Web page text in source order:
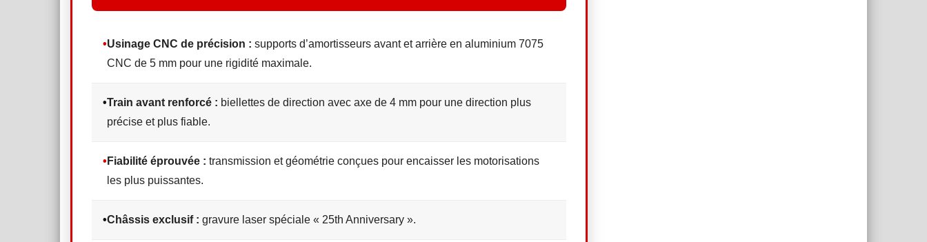
•Usinage CNC de précision : supports d’amortisseurs avant et arrière en aluminium 7075
CNC de 5 mm pour une rigidité maximale.
•Train avant renforcé : biellettes de direction avec axe de 4 mm pour une direction plus
précise et plus fiable.
• Fiabilité éprouvée : transmission et géométrie conçues pour encaisser les motorisations
les plus puissantes.
•Châssis exclusif : gravure laser spéciale « 25th Anniversary ».